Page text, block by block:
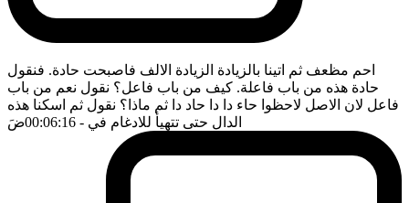
احم مظعف ثم اتينا بالزيادة الزيادة الالف فاصبحت حادة. فنقول
حادة هذه من باب فاعلة. كيف من باب فاعل؟ نقول نعم من باب
فاعل لان الاصل لاحظوا حاء دا دا حاد دا ثم ماذا؟ نقول ثم اسكنا هذه
الدال حتى تتهيأ للادغام في - 00:06:16 ضَ